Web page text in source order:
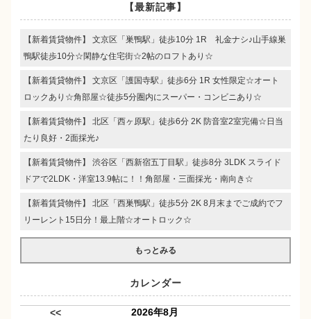
【最新記事】
【新着賃貸物件】 文京区「巣鴨駅」徒歩10分 1R 礼金ナシ♪山手線巣
鴨駅徒歩10分☆閑静な住宅街☆2帖のロフトあり☆
【新着賃貸物件】 文京区「護国寺駅」徒歩6分 1R 女性限定☆オート
ロックあり☆角部屋☆徒歩5分圏内にスーパー・コンビニあり☆
【新着賃貸物件】 北区「西ヶ原駅」徒歩6分 2K 防音室2室完備☆日当
たり良好・2面採光♪
【新着賃貸物件】 渋谷区「西新宿五丁目駅」徒歩8分 3LDK スライド
ドアで2LDK・洋室13.9帖に！！角部屋・三面採光・南向き☆
【新着賃貸物件】 北区「西巣鴨駅」徒歩5分 2K 8月末までご成約でフ
リーレント15日分！最上階☆オートロック☆
もっとみる
カレンダー
<<
2026年8月